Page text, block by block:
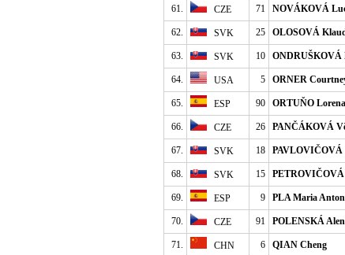
61. CZE 71 NOVÁKOVÁ
62. SVK 25 OLOSOVÁ
63. SVK 10 ONDRUŠKOVÁ
64. USA 5 ORNER
65. ESP 90 ORTUŇO Lorena
66. CZE 26 PANČÁKOVÁ
67. SVK 18 PAVLOVIČOVÁ
68. SVK 15
69. ESP 9 PLA Maria
70. CZE 91 POLENSKÁ
71. CHN 6 QIAN Cheng